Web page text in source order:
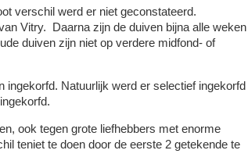
verschil werd er niet geconstateerd.
Vitry. Daarna zijn de duiven bijna alle weken
duiven zijn niet op verdere midfond- of
Natuurlijk werd er selectief ingekorfd
ook tegen grote liefhebbers met enorme
teniet te doen door de eerste 2 getekende te